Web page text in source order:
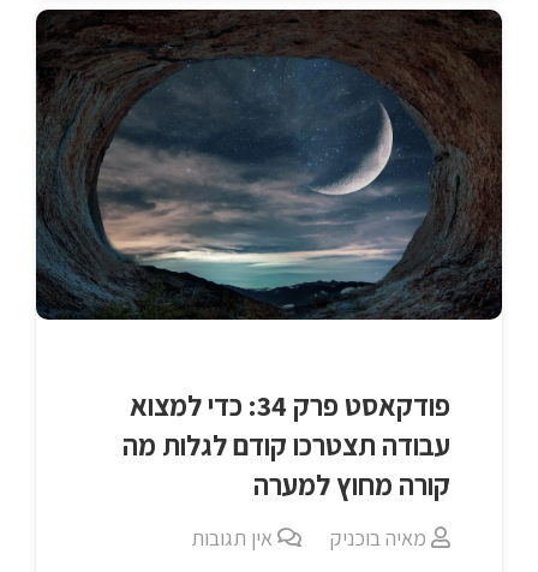
פודקאסט פרק 34: כדי למצוא
עבודה תצטרכו קודם לגלות מה
קורה מחוץ למערה
מאיה בוכניק אין תגובות